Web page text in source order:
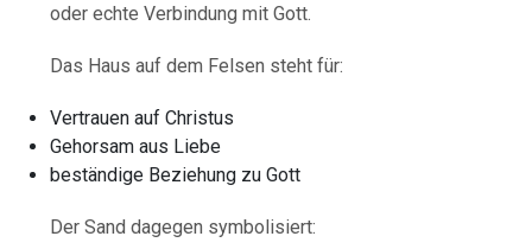
oder echte Verbindung mit Gott.
Das Haus auf dem Felsen steht für:
Vertrauen auf Christus
Gehorsam aus Liebe
beständige Beziehung zu Gott
Der Sand dagegen symbolisiert: